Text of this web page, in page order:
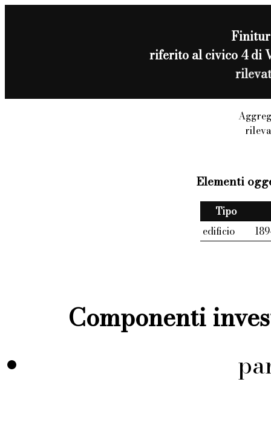
riferito al civico 4 di
Elementi
Tipo
edificio
Componenti